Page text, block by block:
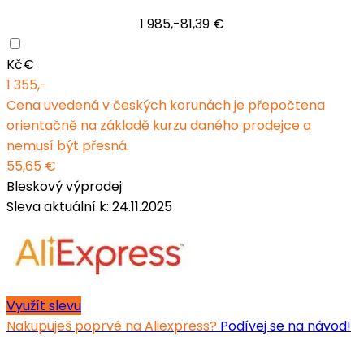
1 985,-81,39 €
Kč€
1 355,-
Cena uvedená v českých korunách je přepočtena
orientačně na základě kurzu daného prodejce a
nemusí být přesná.
55,65 €
Bleskový výprodej
Sleva aktuální k: 24.11.2025
Využít slevu
Nakupuješ poprvé na Aliexpress? Podívej se na návod!